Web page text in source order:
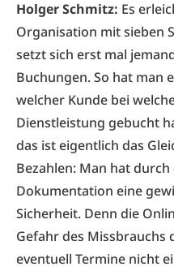
Holger Schmitz: Es
Organisation mit sieben
setzt sich erst mal
Buchungen. So hat man
welcher Kunde bei
Dienstleistung gebucht
das ist eigentlich das
Bezahlen: Man hat
Dokumentation eine
Sicherheit. Denn die
Gefahr des Missbrauchs
eventuell Termine nicht